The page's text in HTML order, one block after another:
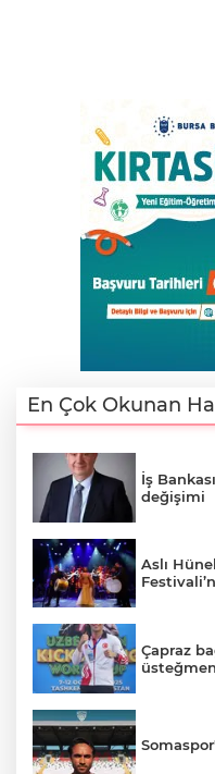
En Çok Okunan
İş
değişimi
Aslı
Çapraz